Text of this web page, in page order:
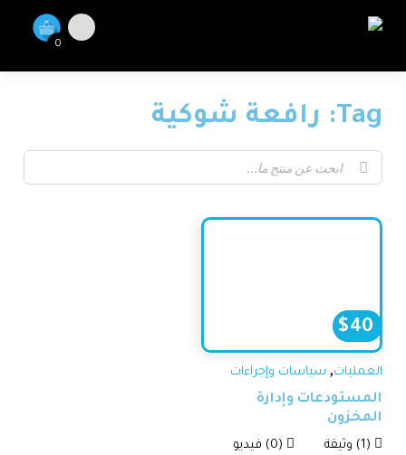
0
Tag: رافعة شوكية
$40
العمليات, سياسات وإجراءات
المستودعات وإدارة
المخزون
(0) فيديو (1) وثيقة